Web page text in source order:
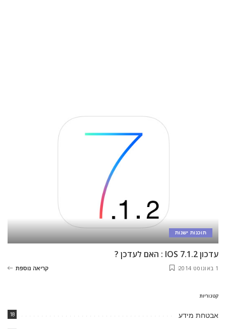
תוכנות ישנות
עדכון IOS 7.1.2 : האם לעדכן ?
1 באוגוסט 2014 קריאה נוספת
קטגוריות
אבטחת מידע 18